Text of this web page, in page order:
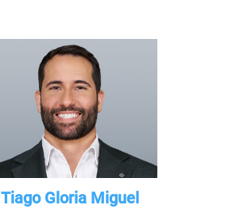
Tiago Gloria Miguel